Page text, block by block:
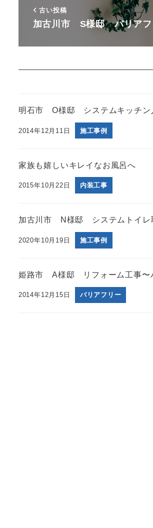
古い投稿
加古川市 S様邸 バリア
明石市 O様邸 システムキッチン
2014年12月11日 施工事例
家族も嬉しいキレイなお風呂へ
2015年10月22日 内装工事
加古川市 N様邸 システムトイレ
2020年10月19日 施工事例
姫路市 A様邸 リフォーム工事〜
2014年12月15日 バリアフリー